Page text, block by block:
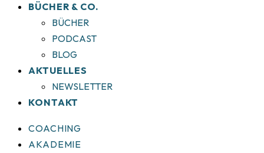
BÜCHER & CO.
BÜCHER
PODCAST
BLOG
AKTUELLES
NEWSLETTER
KONTAKT
COACHING
AKADEMIE